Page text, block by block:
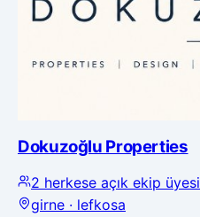
Dokuzoğlu Properties
2 herkese açık ekip üyesi
girne · lefkosa